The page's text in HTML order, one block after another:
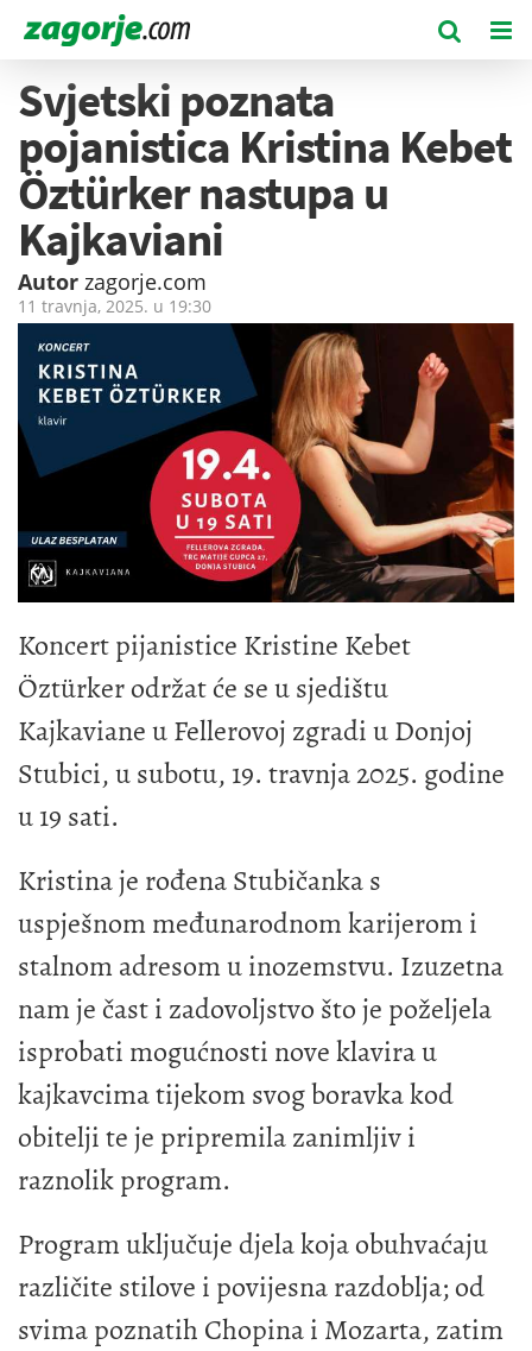
Svjetski poznata
pojanistica Kristina Kebet
Öztürker nastupa u
Kajkaviani
Autor zagorje.com
11 travnja, 2025. u 19:30
Koncert pijanistice Kristine Kebet
Öztürker održat će se u sjedištu
Kajkaviane u Fellerovoj zgradi u Donjoj
Stubici, u subotu, 19. travnja 2025. godine
u 19 sati.
Kristina je rođena Stubičanka s
uspješnom međunarodnom karijerom i
stalnom adresom u inozemstvu. Izuzetna
nam je čast i zadovoljstvo što je poželjela
isprobati mogućnosti nove klavira u
kajkavcima tijekom svog boravka kod
obitelji te je pripremila zanimljiv i
raznolik program.
Program uključuje djela koja obuhvaćaju
različite stilove i povijesna razdoblja; od
svima poznatih Chopina i Mozarta, zatim